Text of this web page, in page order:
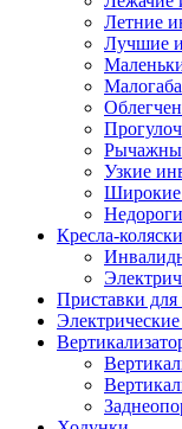
Летние
Лучшие
Узкие
Широкие
Кресла-
Приставки для